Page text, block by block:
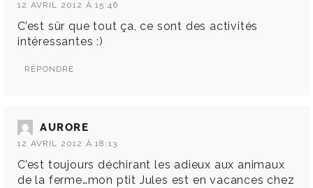
12 AVRIL 2012 À 15:46
C’est sûr que tout ça, ce sont des activités
intéressantes :)
RÉPONDRE
AURORE
12 AVRIL 2012 À 18:13
C’est toujours déchirant les adieux aux animaux
de la ferme…mon ptit Jules est en vacances chez